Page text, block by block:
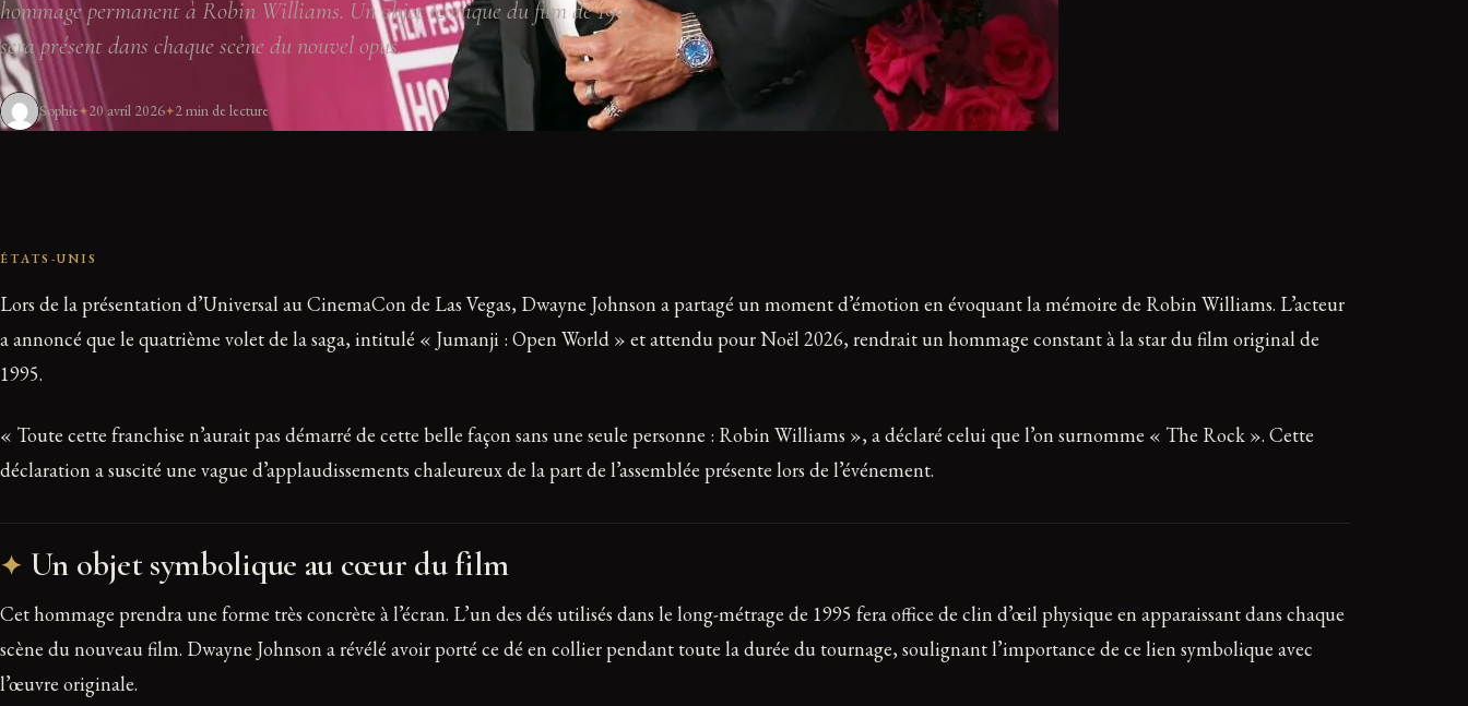
hommage permanent à Robin Williams. Un objet iconique du film de 1995
sera présent dans chaque scène du nouvel opus.
Sophie 20 avril 2026 2 min de lecture
ÉTATS-UNIS
Lors de la présentation d’Universal au CinemaCon de Las Vegas, Dwayne Johnson a partagé un moment d’émotion en évoquant la mémoire de Robin Williams. L’acteur
a annoncé que le quatrième volet de la saga, intitulé « Jumanji : Open World » et attendu pour Noël 2026, rendrait un hommage constant à la star du film original de
1995.
« Toute cette franchise n’aurait pas démarré de cette belle façon sans une seule personne : Robin Williams », a déclaré celui que l’on surnomme « The Rock ». Cette
déclaration a suscité une vague d’applaudissements chaleureux de la part de l’assemblée présente lors de l’événement.
Un objet symbolique au cœur du film
Cet hommage prendra une forme très concrète à l’écran. L’un des dés utilisés dans le long-métrage de 1995 fera office de clin d’œil physique en apparaissant dans chaque
scène du nouveau film. Dwayne Johnson a révélé avoir porté ce dé en collier pendant toute la durée du tournage, soulignant l’importance de ce lien symbolique avec
l’œuvre originale.